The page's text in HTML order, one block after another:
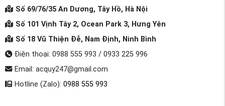
Số 69/76/35 An Dương, Tây Hồ, Hà Nội
Số 101 Vịnh Tây 2, Ocean Park 3, Hưng Yên
Số 18 Vũ Thiện Đễ, Nam Định, Ninh Bình
Điện thoại: 0988 555 993 / 0933 225 996
Email: acquy247@gmail.com
Hotline (Zalo): 0988 555 993